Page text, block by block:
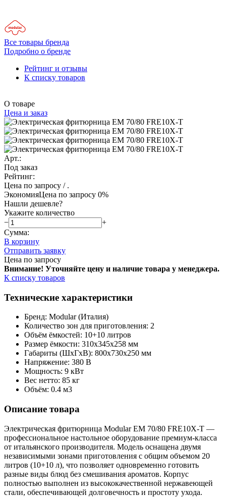
Все товары бренда
Подробно о бренде
Рейтинг и отзывы
К списку товаров
О товаре
Цена и заказ
Арт.:
Под заказ
Рейтинг:
Цена по запросу / .
ЭкономияЦена по запросу 0%
Нашли дешевле?
Укажите количество
−
+
Сумма:
В корзину
Отправить заявку
Цена по запросу
Внимание! Уточняйте цену и наличие товара у менеджера.
К списку товаров
Технические характеристики
Бренд: Modular (Италия)
Количество зон для приготовления: 2
Объём ёмкостей: 10+10 литров
Размер ёмкости: 310x345x258 мм
Габариты (ШxГxВ): 800x730x250 мм
Напряжение: 380 В
Мощность: 9 кВт
Вес нетто: 85 кг
Объём: 0.4 м3
Описание товара
Электрическая фритюрница Modular EM 70/80 FRE10X-T —
профессиональное настольное оборудование премиум-класса
от итальянского производителя. Модель оснащена двумя
независимыми зонами приготовления с общим объемом 20
литров (10+10 л), что позволяет одновременно готовить
разные виды блюд без смешивания ароматов. Корпус
полностью выполнен из высококачественной нержавеющей
стали, обеспечивающей долговечность и простоту ухода.